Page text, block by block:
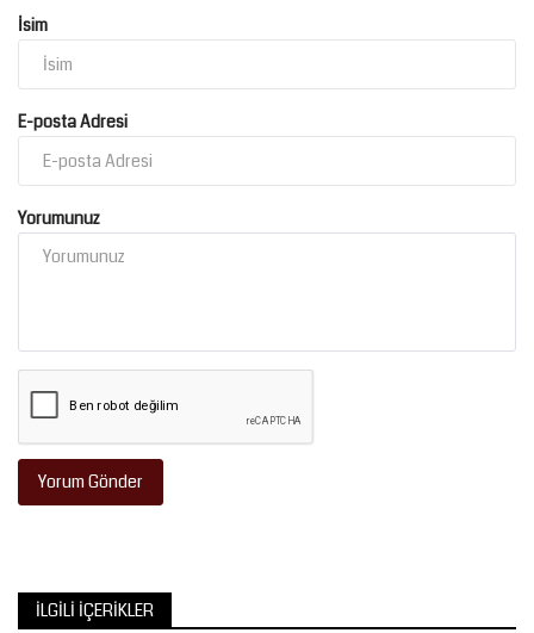
İsim
E-posta Adresi
Yorumunuz
Yorum Gönder
İLGILI İÇERIKLER